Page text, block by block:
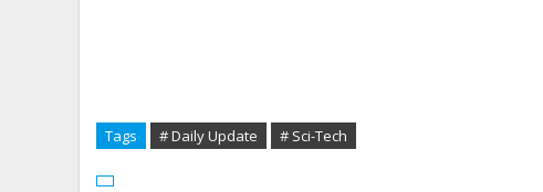
Tags # Daily Update # Sci-Tech